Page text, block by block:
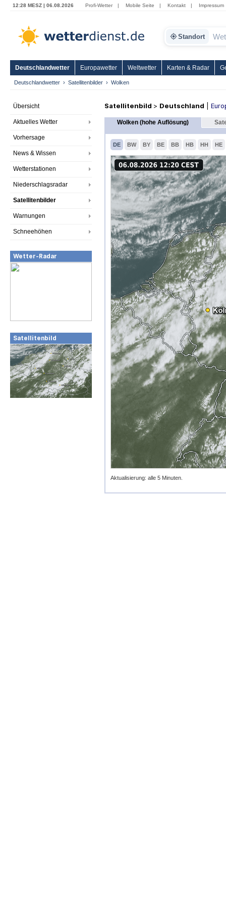
12:28 MESZ | 06.08.2026 Profi-Wetter | Mobile Seite | Kontakt | Impressum
Standort
Deutschlandwetter Europawetter Weltwetter Karten & Radar
Deutschlandwetter Satellitenbilder Wolken
Übersicht
Aktuelles Wetter
Vorhersage
News & Wissen
Wetterstationen
Niederschlagsradar
Satellitenbilder
Warnungen
Schneehöhen
Wetter-Radar
Satellitenbild
Satellitenbild > Deutschland
Wolken (hohe Auflösung)
DE BW BY BE BB HB HH HE
Aktualisierung: alle 5 Minuten.